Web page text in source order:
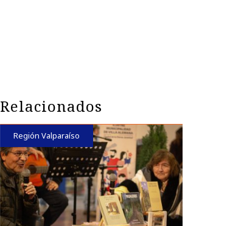
Relacionados
Región Valparaíso